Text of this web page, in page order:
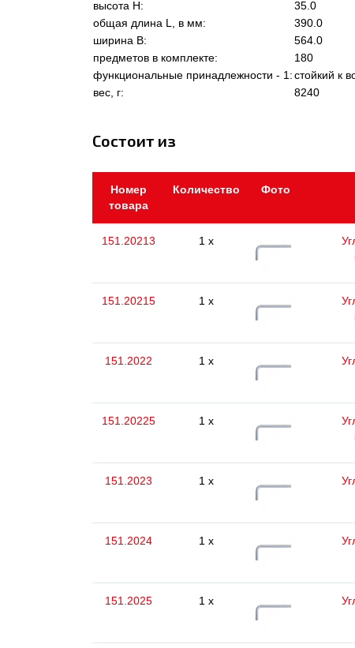
высота Н:
35.0
общая длина L, в мм:
390.0
ширина В:
564.0
предметов в комплекте:
180
функциональные принадлежности - 1:стойкий к
вес, г:
8240
Состоит из
Номер
товара
Количество Фото
151.20213 1 x
151.20215 1 x
151.2022 1 x
151.20225 1 x
151.2023 1 x
151.2024 1 x
151.2025 1 x